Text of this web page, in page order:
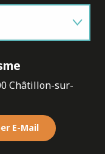
Châtillon-sur-
E-Mail